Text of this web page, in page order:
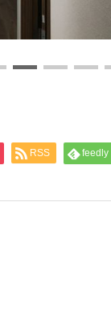
RSS feedly